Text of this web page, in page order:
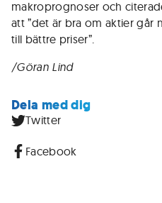
makroprognoser och
att ”det är bra om aktier går
till bättre priser”.
/Göran Lind
Dela med dig
Twitter
Facebook